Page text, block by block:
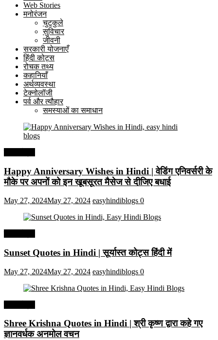
Web Stories
मनोरंजन
चुटकुले
सुविचार
जीवनी
सरकारी योजनाएँ
हिंदी कोट्स
रोचक तथ्य
कहानियाँ
अर्थव्यवस्था
टेक्नोलॉजी
पर्व और त्यौहार
समस्याओं का समाधान
Happy Anniversary Wishes in Hindi | वेडिंग एनिवर्सरी के
मौके पर अपनों को इन खूबसूरत मैसेज से दीजिए बधाई
May 27, 2024May 27, 2024 easyhindiblogs 0
Sunset Quotes in Hindi | सूर्यास्त कोट्स हिंदी में
May 27, 2024May 27, 2024 easyhindiblogs 0
Shree Krishna Quotes in Hindi | श्री कृष्ण द्वारा कहे गए
ज्ञानवर्धक अनमोल वचन